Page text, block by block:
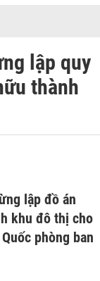
lập quy
thành
lập đồ án
khu đô thị cho
phòng ban